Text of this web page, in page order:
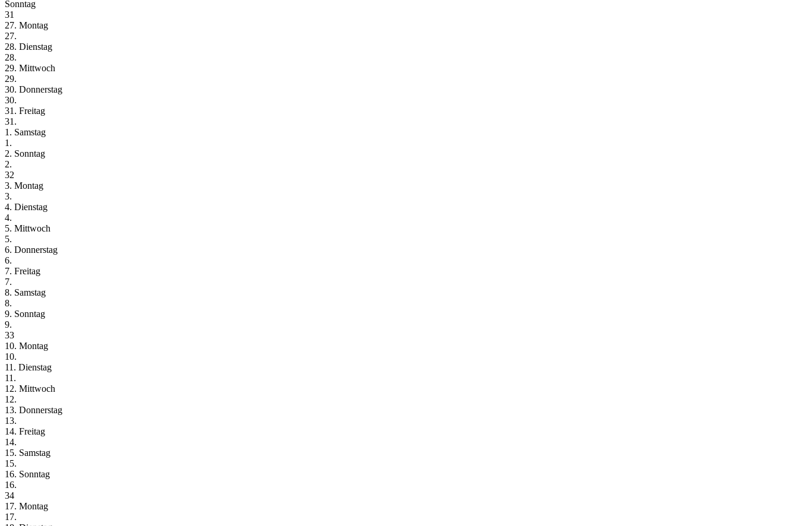
Sonntag
31
27. Montag
27.
28. Dienstag
28.
29. Mittwoch
29.
30. Donnerstag
30.
31. Freitag
31.
1. Samstag
1.
2. Sonntag
2.
32
3. Montag
3.
4. Dienstag
4.
5. Mittwoch
5.
6. Donnerstag
6.
7. Freitag
7.
8. Samstag
8.
9. Sonntag
9.
33
10. Montag
10.
11. Dienstag
11.
12. Mittwoch
12.
13. Donnerstag
13.
14. Freitag
14.
15. Samstag
15.
16. Sonntag
16.
34
17. Montag
17.